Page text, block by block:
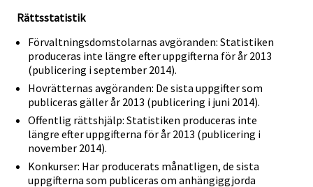
Rättsstatistik
Förvaltningsdomstolarnas avgöranden: Statistiken
produceras inte längre efter uppgifterna för år 2013
(publicering i september 2014).
Hovrätternas avgöranden: De sista uppgifter som
publiceras gäller år 2013 (publicering i juni 2014).
Offentlig rättshjälp: Statistiken produceras inte
längre efter uppgifterna för år 2013 (publicering i
november 2014).
Konkurser: Har producerats månatligen, de sista
uppgifterna som publiceras om anhängiggjorda